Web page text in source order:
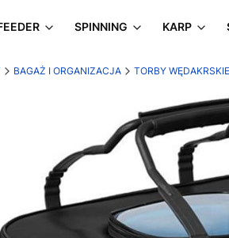
SPINNING KARP
BAGAŻ I ORGANIZACJA TORBY WĘDAKRSKIE